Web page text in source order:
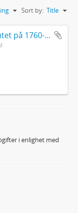
Sort by: Title
Horor i Stockholm i slutet på 1760-talet
i enlighet med